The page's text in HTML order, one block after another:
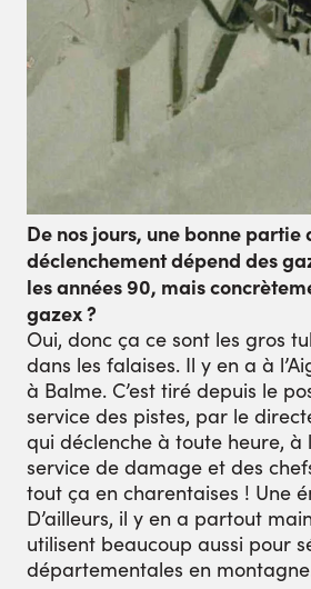
De nos jours, une bonne partie
déclenchement dépend des
les années 90, mais
gazex ?
Oui, donc ça ce sont les gros
dans les falaises. Il y en a à
à Balme. C’est tiré depuis le
service des pistes, par le
qui déclenche à toute heure,
service de damage et des
tout ça en charentaises ! Une
D’ailleurs, il y en a partout
utilisent beaucoup aussi pour
départementales en